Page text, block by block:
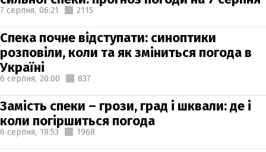
7 серпня, 06:21 2115
Спека почне відступати: синоптики
розповіли, коли та як зміниться погода в
Україні
6 серпня, 20:00 837
Замість спеки – грози, град і шквали: де і
коли погіршиться погода
6 серпня, 18:53 1968